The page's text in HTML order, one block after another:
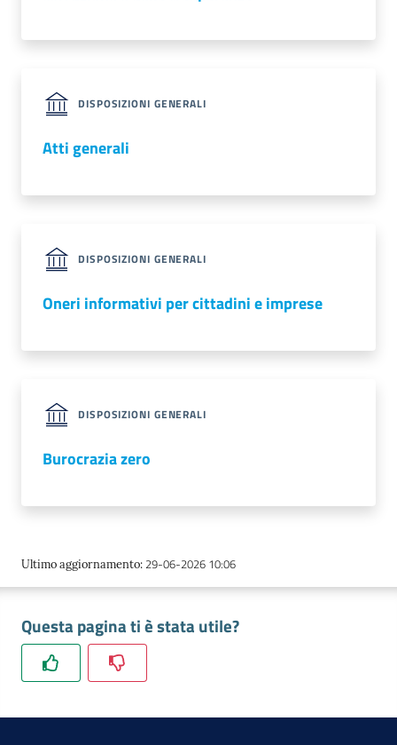
territorio
Consumatore
Ac
gis
tra
ti
DISPOSIZIONI GENERALI
Atti generali
DISPOSIZIONI GENERALI
Oneri informativi per cittadini e imprese
DISPOSIZIONI GENERALI
Burocrazia zero
Ultimo aggiornamento: 29-06-2026 10:06
Questa pagina ti è stata utile?